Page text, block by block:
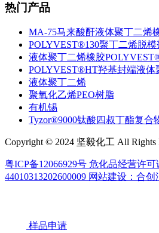
热门产品
MA-75马来酸酐液体聚丁二烯
POLYVEST®130聚丁二烯脱模
液体聚丁二烯橡胶
POLYVEST®HT羟基封端液体
液体聚丁二烯
聚氧化乙烯PEO树脂
有机锡
Tyzor®9000钛酸四叔丁酯复合
Copyright © 2024 坚毅化工 All Rights
粤ICP备12066929号 危化品经营许可
44010313202600009 网站建设：合创
样品申请